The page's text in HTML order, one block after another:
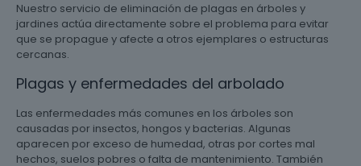
Nuestro servicio de eliminación de plagas en árboles y
jardines actúa directamente sobre el problema para evitar
que se propague y afecte a otros ejemplares o estructuras
cercanas.
Plagas y enfermedades del arbolado
Las enfermedades más comunes en los árboles son
causadas por insectos, hongos y bacterias. Algunas
aparecen por exceso de humedad, otras por cortes mal
hechos, suelos pobres o falta de mantenimiento. También